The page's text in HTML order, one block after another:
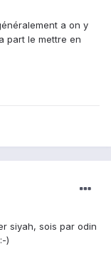
a on y
part le mettre en
siyah, sois par odin
)